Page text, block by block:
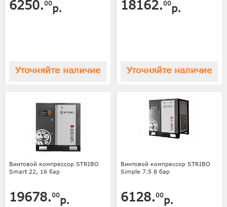
6250.00р.
Уточняйте наличие
18162.00р.
Уточняйте наличие
Винтовой компрессор STRIBO
Smart 22, 16 бар
19678.00р.
Винтовой компрессор STRIBO
Simple 7.5 8 бар
6128.00р.